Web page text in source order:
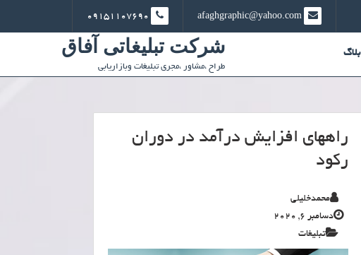
شرکت تبلیغاتی آفاق
طراح ،مشاور ،مجری تبلیغات وبازاریابی
بلاگ
راههای افزایش درآمد در دوران
رکود
محمدخلیلی
دسامبر 6, 2020
تبلیغات